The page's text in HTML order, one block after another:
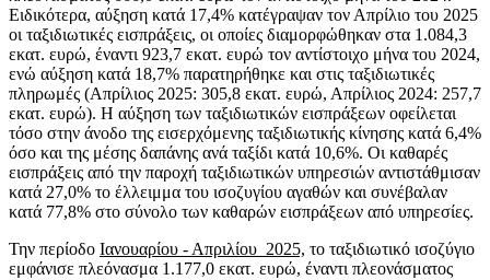
Ειδικότερα, αύξηση κατά 17,4% κατέγραψαν τον Απρίλιο του 2025
οι ταξιδιωτικές εισπράξεις, οι οποίες διαμορφώθηκαν στα 1.084,3
εκατ. ευρώ, έναντι 923,7 εκατ. ευρώ τον αντίστοιχο μήνα του 2024,
ενώ αύξηση κατά 18,7% παρατηρήθηκε και στις ταξιδιωτικές
πληρωμές (Απρίλιος 2025: 305,8 εκατ. ευρώ, Απρίλιος 2024: 257,7
εκατ. ευρώ). Η αύξηση των ταξιδιωτικών εισπράξεων οφείλεται
τόσο στην άνοδο της εισερχόμενης ταξιδιωτικής κίνησης κατά 6,4%
όσο και της μέσης δαπάνης ανά ταξίδι κατά 10,6%. Οι καθαρές
εισπράξεις από την παροχή ταξιδιωτικών υπηρεσιών αντιστάθμισαν
κατά 27,0% το έλλειμμα του ισοζυγίου αγαθών και συνέβαλαν
κατά 77,8% στο σύνολο των καθαρών εισπράξεων από υπηρεσίες.
Την περίοδο Ιανουαρίου - Απριλίου 2025, το ταξιδιωτικό ισοζύγιο
εμφάνισε πλεόνασμα 1.177,0 εκατ. ευρώ, έναντι πλεονάσματος